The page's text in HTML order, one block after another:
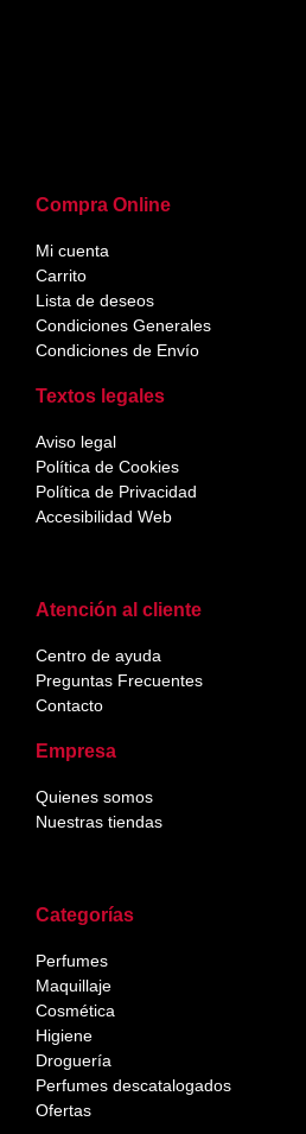
Categorías
Perfumes
Maquillaje
Cosmética
Higiene
Droguería
Perfumes descatalogados
Ofertas
Atención al cliente
Centro de ayuda
Preguntas Frecuentes
Contacto
Empresa
Quienes somos
Nuestras tiendas
Compra Online
Mi cuenta
Carrito
Lista de deseos
Condiciones Generales
Condiciones de Envío
Textos legales
Aviso legal
Política de Cookies
Política de Privacidad
Accesibilidad Web